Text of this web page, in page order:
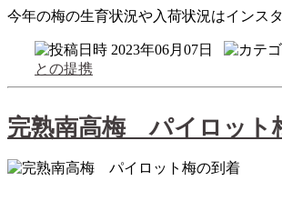
今年の梅の生育状況や入荷状況はインス
2023年06月07日
との提携
完熟南高梅　パイロット